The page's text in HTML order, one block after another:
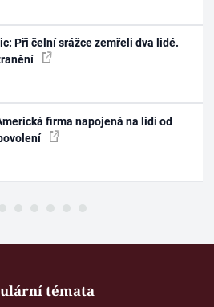
Při čelní srážce zemřeli dva lidé.
firma napojená na lidi od
témata